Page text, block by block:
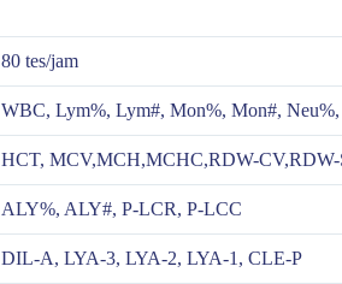
80 tes/jam
WBC, Lym%, Lym#, Mon%, Mon#,
HCT, MCV,MCH,MCHC,RDW-
ALY%, ALY#, P-LCR, P-LCC
DIL-A, LYA-3, LYA-2, LYA-1, CLE-P